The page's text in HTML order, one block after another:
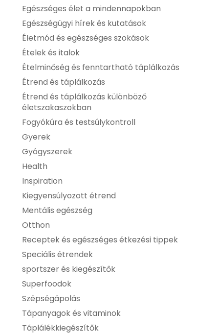
Egészséges élet a mindennapokban
Egészségügyi hírek és kutatások
Életmód és egészséges szokások
Ételek és italok
Ételminőség és fenntartható táplálkozás
Étrend és táplálkozás
Étrend és táplálkozás különböző
életszakaszokban
Fogyókúra és testsúlykontroll
Gyerek
Gyógyszerek
Health
Inspiration
Kiegyensúlyozott étrend
Mentális egészség
Otthon
Receptek és egészséges étkezési tippek
Speciális étrendek
sportszer és kiegészítők
Superfoodok
Szépségápolás
Tápanyagok és vitaminok
Táplálékkiegészítők